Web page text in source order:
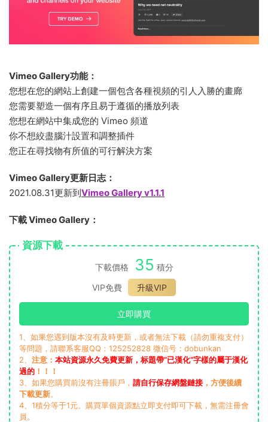
Vimeo Gallery功能：
您想在您的網站上創建一個包含各種視頻的引人入勝的畫廊
您需要塑造一個有序且易于遵循的播放列表
您想在網站中集成您的 Vimeo 頻道
你不想絞盡腦汁設置和調整插件
您正在尋找物有所值的可行解決方案
Vimeo Gallery更新日志：
2021.08.31更新到Vimeo Gallery v1.1.1
下載 Vimeo Gallery：
資源下載
下載價格 35 積分
VIP免費
升級VIP
立即購買
1、如果您遇到版本沒有及時更新，或者無法下載（請勿重複支付）
等問題，請聯系客服QQ：125252828 微信号：dobunkan
2、 注意： 本站資源永久免費更新，标題帶“已漢化”字樣的屬于漢化
過的 ！！！
3、如果您購買前沒有注冊賬戶， 請自行保存網盤鏈接 ，方便後續
下載更新。
4、1積分等于1元。購買單個資源點立即支付即可下載，無需注冊會
員。